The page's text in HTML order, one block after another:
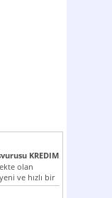
KREDIM
olan
ve hızlı bir